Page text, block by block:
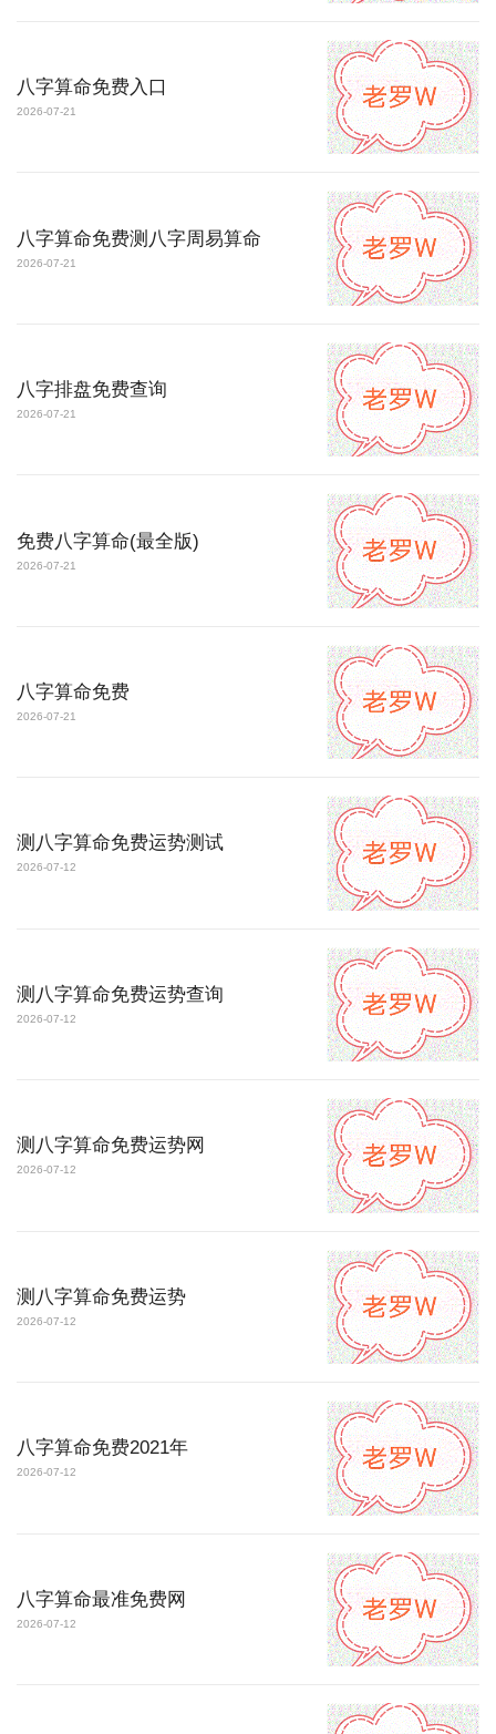
八字算命免费入口
2026-07-21
八字算命免费测八字周易算命
2026-07-21
八字排盘免费查询
2026-07-21
免费八字算命(最全版)
2026-07-21
八字算命免费
2026-07-21
测八字算命免费运势测试
2026-07-12
测八字算命免费运势查询
2026-07-12
测八字算命免费运势网
2026-07-12
测八字算命免费运势
2026-07-12
八字算命免费2021年
2026-07-12
八字算命最准免费网
2026-07-12